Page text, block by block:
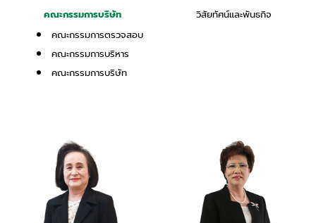
คณะกรรมการบริษัท
คณะกรรมการตรวจสอบ
คณะกรรมการบริหาร
คณะกรรมการบริษัท
วิสัยทัศน์และพันธกิจ